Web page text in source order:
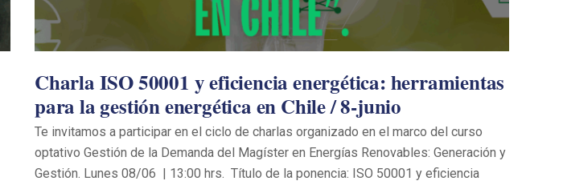
Charla ISO 50001 y eficiencia energética: herramientas
para la gestión energética en Chile / 8-junio
Te invitamos a participar en el ciclo de charlas organizado en el marco del curso
optativo Gestión de la Demanda del Magíster en Energías Renovables: Generación y
Gestión. Lunes 08/06 | 13:00 hrs. Título de la ponencia: ISO 50001 y eficiencia